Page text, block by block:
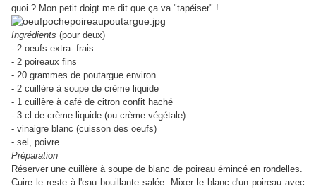
quoi ? Mon petit doigt me dit que ça va "tapéiser" !
Ingrédients (pour deux)
- 2 oeufs extra- frais
- 2 poireaux fins
- 20 grammes de poutargue environ
- 2 cuillère à soupe de crème liquide
- 1 cuillère à café de citron confit haché
- 3 cl de crème liquide (ou crème végétale)
- vinaigre blanc (cuisson des oeufs)
- sel, poivre
Préparation
Réserver une cuillère à soupe de blanc de poireau émincé en rondelles.
Cuire le reste à l'eau bouillante salée. Mixer le blanc d'un poireau avec